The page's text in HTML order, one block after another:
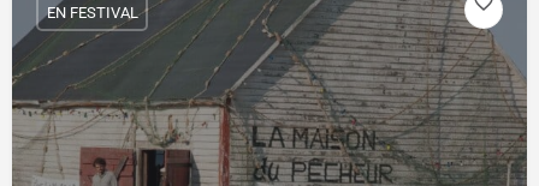
EN FESTIVAL